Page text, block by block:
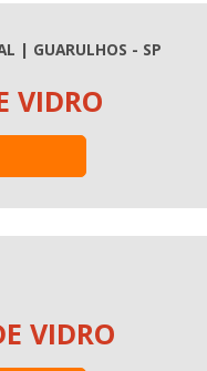
| GUARULHOS - SP
VIDRO
VIDRO